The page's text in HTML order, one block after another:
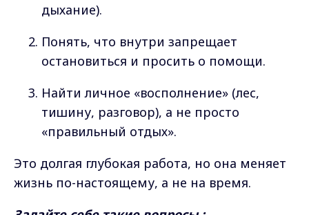
дыхание).
Понять, что внутри запрещает
остановиться и просить о помощи.
Найти личное «восполнение» (лес,
тишину, разговор), а не просто
«правильный отдых».
Это долгая глубокая работа, но она меняет
жизнь по-настоящему, а не на время.